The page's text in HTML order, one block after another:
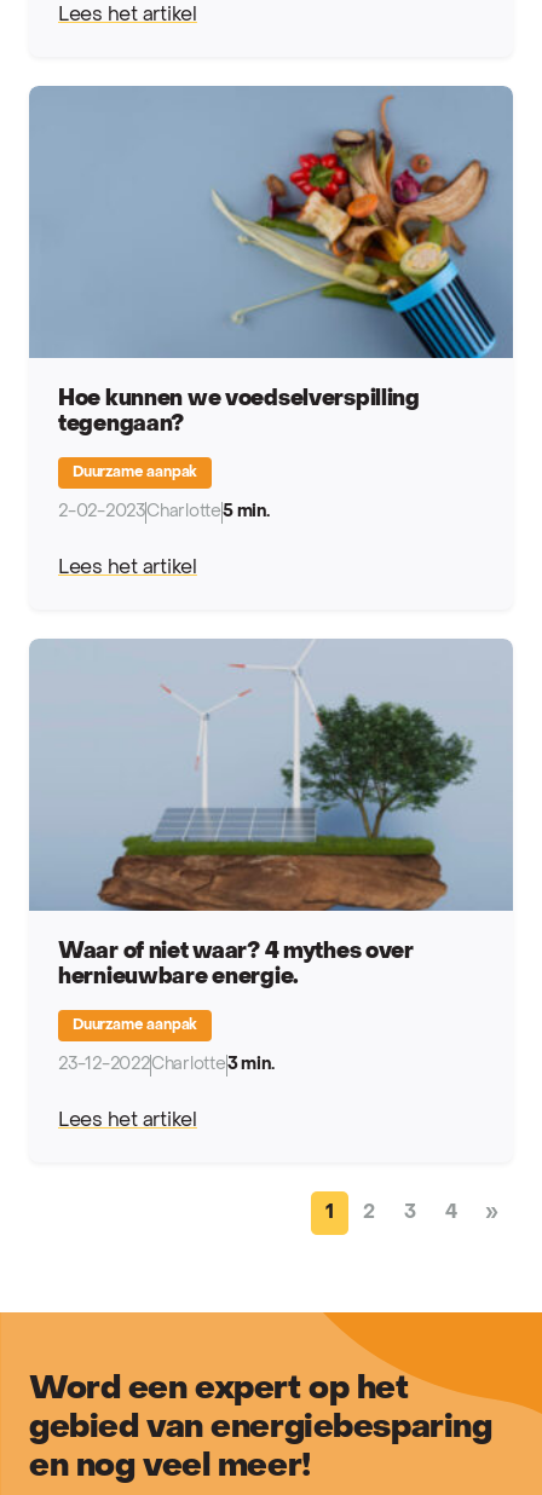
Lees het artikel
Hoe kunnen we voedselverspilling
tegengaan?
Duurzame aanpak
2-02-2023Charlotte5 min.
Lees het artikel
Waar of niet waar? 4 mythes over
hernieuwbare energie.
Duurzame aanpak
23-12-2022Charlotte3 min.
Lees het artikel
Posts navigation
1 2 3 4 »
Word een expert op het
gebied van energiebesparing
en nog veel meer!